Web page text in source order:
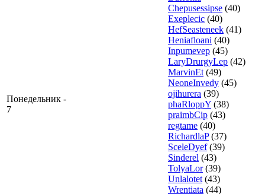
Понедельник -
7
Chepusessipse (40)
Exeplecic (40)
HefSeasteneek (41)
Heniafloani (40)
Inpumevep (45)
LaryDrurgyLep (42)
MarvinEt(49)
NeoneInvedy (45)
ojihurera (39)
phaRloppY (38)
praimbCip (43)
regtame (40)
RichardlaP(37)
SceleDyef(39)
Sinderel (43)
TolyaLor(39)
Unlalotet(43)
Wrentiata (44)